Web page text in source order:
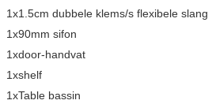
1x1.5cm dubbele klems/s flexibele slang
1x90mm sifon
1xdoor-handvat
1xshelf
1xTable bassin